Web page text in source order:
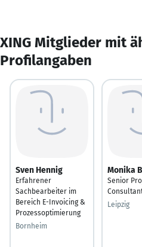
XING Mitglieder mit
Profilangaben
Sven Hennig
Erfahrener
Sachbearbeiter im
Bereich E-Invoicing &
Prozessoptimierung
Bornheim
Monika
Senior
Leipzig